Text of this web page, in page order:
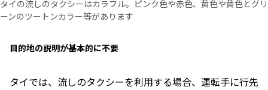
タイの流しのタクシーはカラフル。ピンク色や赤色、黄色や黄色とグリ
ーンのツートンカラー等があります
目的地の説明が基本的に不要
タイでは、流しのタクシーを利用する場合、運転手に行先